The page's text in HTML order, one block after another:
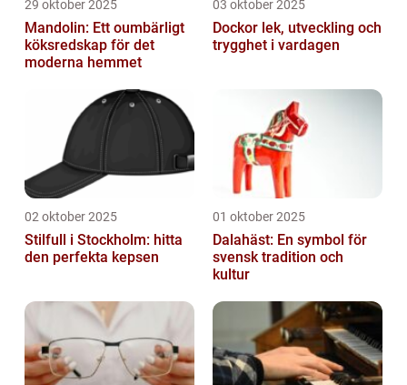
29 oktober 2025
Mandolin: Ett oumbärligt
köksredskap för det
moderna hemmet
03 oktober 2025
Dockor lek, utveckling och
trygghet i vardagen
02 oktober 2025
Stilfull i Stockholm: hitta
den perfekta kepsen
01 oktober 2025
Dalahäst: En symbol för
svensk tradition och
kultur